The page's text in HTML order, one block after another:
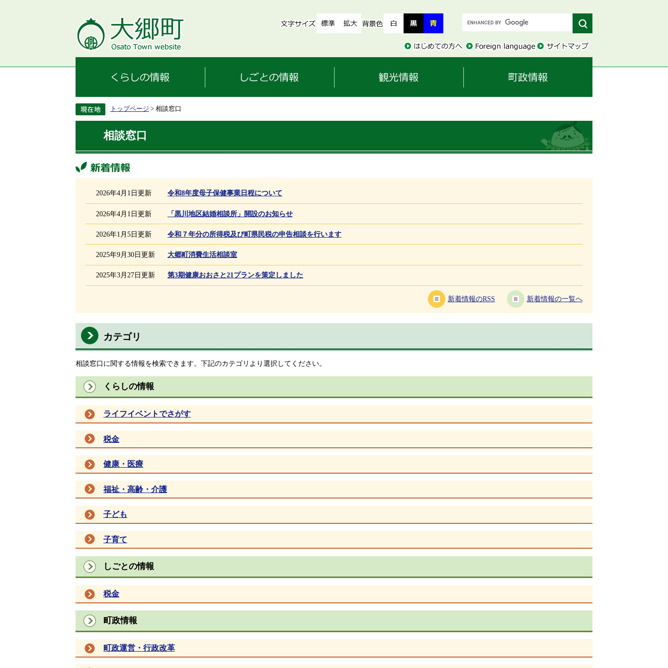
トップページ > 相談窓口
相談窓口
2026年4月1日更新 令和8年度母子保健事業日程について
2026年4月1日更新 「黒川地区結婚相談所」開設のお知らせ
2026年1月5日更新 令和７年分の所得税及び町県民税の申告相談を行います
2025年9月30日更新 大郷町消費生活相談室
2025年3月27日更新 第3期健康おおさと21プランを策定しました
新着情報のRSS 新着情報の一覧へ
カテゴリ
相談窓口に関する情報を検索できます。下記のカテゴリより選択してください。
くらしの情報
ライフイベントでさがす
税金
健康・医療
福祉・高齢・介護
子ども
子育て
しごとの情報
税金
町政情報
町政運営・行政改革